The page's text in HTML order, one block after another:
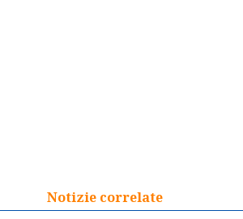
Notizie correlate